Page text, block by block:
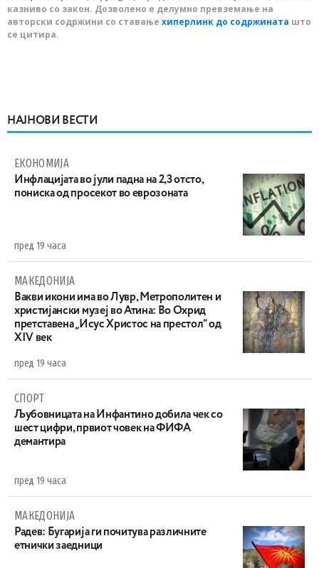
казниво со закон. Дозволено е делумно превземање на
авторски содржини со ставање хиперлинк до содржината што
се цитира.
НАЈНОВИ ВЕСТИ
ЕКОНОМИЈА
Инфлацијата во јули падна на 2,3 отсто,
пониска од просекот во еврозоната
пред 19 часа
МАКЕДОНИЈА
Вакви икони има во Лувр, Метрополитен и
христијански музеј во Атина: Во Охрид
претставена „Исус Христос на престол“ од
XIV век
пред 19 часа
СПОРТ
Љубовницата на Инфантино добила чек со
шест цифри, првиот човек на ФИФА
демантира
пред 19 часа
МАКЕДОНИЈА
Радев: Бугарија ги почитува различните
етнички заедници